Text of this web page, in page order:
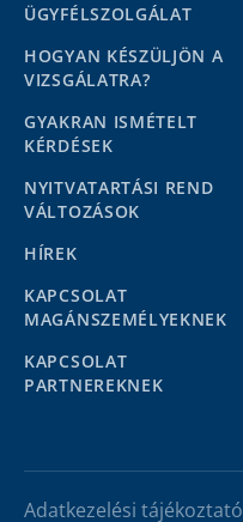
ÜGYFÉLSZOLGÁLAT
HOGYAN KÉSZÜLJÖN A
VIZSGÁLATRA?
GYAKRAN ISMÉTELT
KÉRDÉSEK
NYITVATARTÁSI REND
VÁLTOZÁSOK
HÍREK
KAPCSOLAT
MAGÁNSZEMÉLYEKNEK
KAPCSOLAT
PARTNEREKNEK
Adatkezelési tájékoztató